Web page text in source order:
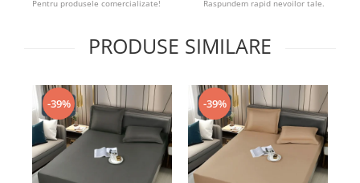
Pentru produsele comercializate! Raspundem rapid nevoilor tale.
PRODUSE SIMILARE
-39% -39%